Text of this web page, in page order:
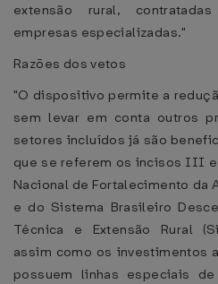
extensão rural,
empresas especializadas."
Razões dos vetos
"O dispositivo permite a
sem levar em conta outros
setores incluídos já são
que se referem os incisos III e
Nacional de Fortalecimento da
e do Sistema Brasileiro
Técnica e Extensão Rural
assim como os investimentos
possuem linhas especiais